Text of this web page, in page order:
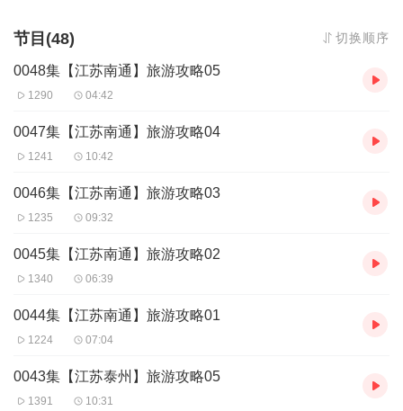
节目(48) 切换顺序
0048集【江苏南通】旅游攻略05
1290 04:42
0047集【江苏南通】旅游攻略04
1241 10:42
0046集【江苏南通】旅游攻略03
1235 09:32
0045集【江苏南通】旅游攻略02
1340 06:39
0044集【江苏南通】旅游攻略01
1224 07:04
0043集【江苏泰州】旅游攻略05
1391 10:31